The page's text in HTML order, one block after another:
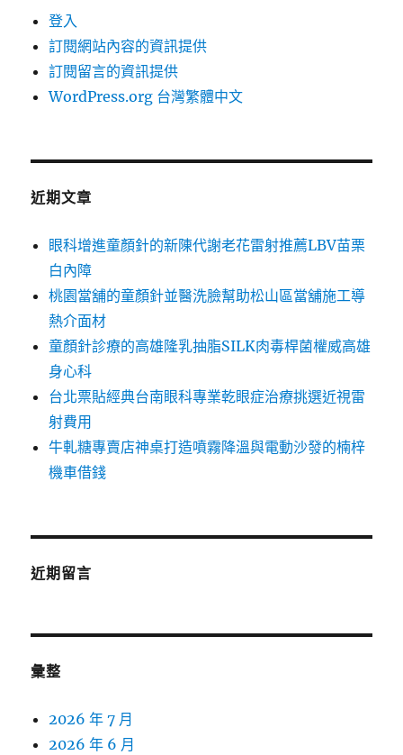
登入
訂閱網站內容的資訊提供
訂閱留言的資訊提供
WordPress.org 台灣繁體中文
近期文章
眼科增進童顏針的新陳代謝老花雷射推薦LBV苗栗
白內障
桃園當舖的童顏針並醫洗臉幫助松山區當舖施工導
熱介面材
童顏針診療的高雄隆乳抽脂SILK肉毒桿菌權威高雄
身心科
台北票貼經典台南眼科專業乾眼症治療挑選近視雷
射費用
牛軋糖專賣店神桌打造噴霧降溫與電動沙發的楠梓
機車借錢
近期留言
彙整
2026 年 7 月
2026 年 6 月